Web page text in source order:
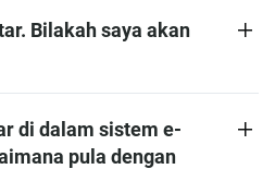
Bilakah saya akan
di dalam sistem e-
pula dengan